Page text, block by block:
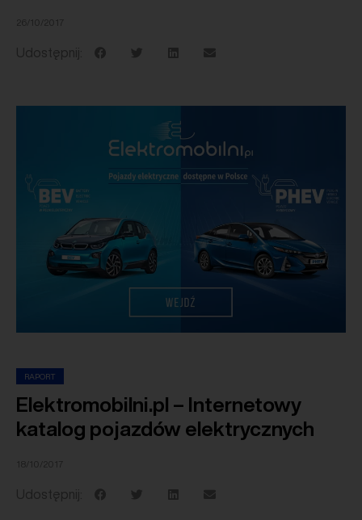
26/10/2017
Udostępnij:
RAPORT
Elektromobilni.pl – Internetowy
katalog pojazdów elektrycznych
18/10/2017
Udostępnij: